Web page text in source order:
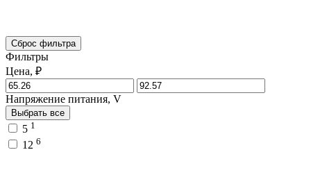
Сброс фильтра
Фильтры
Цена, ₽
Напряжение питания, V
Выбрать все
5 1
12 6